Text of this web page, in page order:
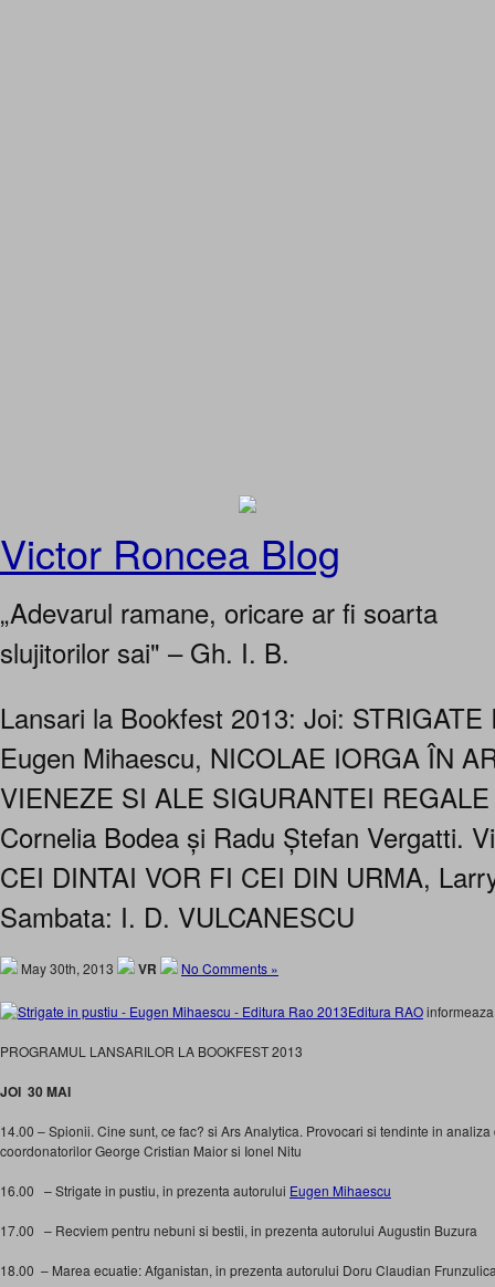
Victor Roncea Blog
„Adevarul ramane, oricare ar fi soarta
slujitorilor sai" – Gh. I. B.
Lansari la Bookfest 2013: Joi: STRIGATE
Eugen Mihaescu, NICOLAE IORGA ÎN
VIENEZE SI ALE SIGURANTEI
Cornelia Bodea și Radu Ștefan Vergatti.
CEI DINTAI VOR FI CEI DIN URMA,
Sambata: I. D. VULCANESCU
May 30th, 2013 VR No Comments »
Editura RAO
PROGRAMUL LANSARILOR LA BOOKFEST 2013
JOI 30 MAI
14.00 – Spionii. Cine sunt, ce fac? si Ars Analytica. Provocari si tendinte in
coordonatorilor George Cristian Maior si Ionel Nitu
16.00 – Strigate in pustiu, in prezenta autorului Eugen Mihaescu
17.00 – Recviem pentru nebuni si bestii, in prezenta autorului Augustin Buzura
18.00 – Marea ecuatie: Afganistan, in prezenta autorului Doru Claudian